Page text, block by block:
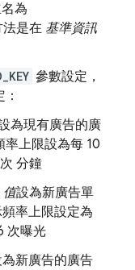
為
法是在 基準資訊
參數設定，
為現有廣告的廣
率上限設為每 10
分鐘
值設為新廣告單
率上限設定為
次曝光
新廣告的廣告